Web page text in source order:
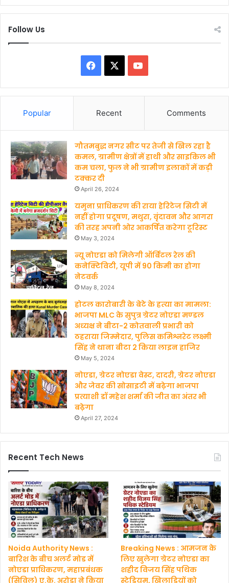
Follow Us
a
b
o
o
k
o
u
b
Popular Recent Comments
गौतमबुद्ध नगर सीट पर तेजी से खिल रहा है
कमल, ग्रामीण क्षेत्रों में हाथी और साइकिल भी
कम चला, फुल ने भी ग्रामीण इलाकों में कड़ी
टक्कर दी
April 26, 2024
यमुना प्राधिकरण की राया हेरिटेज सिटी में
नहीं होगा प्रदूषण, मथुरा, वृंदावन और आगरा
की तरह अपनी ओर आकर्षित करेगा टूरिस्ट
May 3, 2024
न्यू नोएडा को मिलेगी ऑर्बिटल रेल की
कनेक्टिविटी, यूपी में 90 किमी का होगा
नेटवर्क
May 8, 2024
होटल कारोबारी के बेटे के हत्‍या का मामला:
भाजपा MLC के सुपुत्र ग्रेटर नोएडा मण्‍डल
अध्‍यक्ष ने बीटा-2 कोतवाली प्रभारी को
ठहराया जिम्मेदार, पुलिस कमिश्नरेट लक्ष्मी
सिंह ने थाना बीटा 2 किया लाइन हाजिर
May 5, 2024
नोएडा, ग्रेटर नोएडा वेस्ट, दादरी, ग्रेटर नोएडा
और जेवर की सोसाइटी में बढ़ेगा भाजपा
प्रत्याशी डॉ महेश शर्मा की जीत का अंतर भी
बढ़ेगा
April 27, 2024
Recent Tech News
Noida Authority News :
बारिश के बीच अलर्ट मोड में
नोएडा प्राधिकरण, महाप्रबंधक
(सिविल) ए.के. अरोड़ा ने किया
Breaking News : आमजन के
लिए खुलेगा ग्रेटर नोएडा का
शहीद विजय सिंह पथिक
स्टेडियम, खिलाड़ियों को